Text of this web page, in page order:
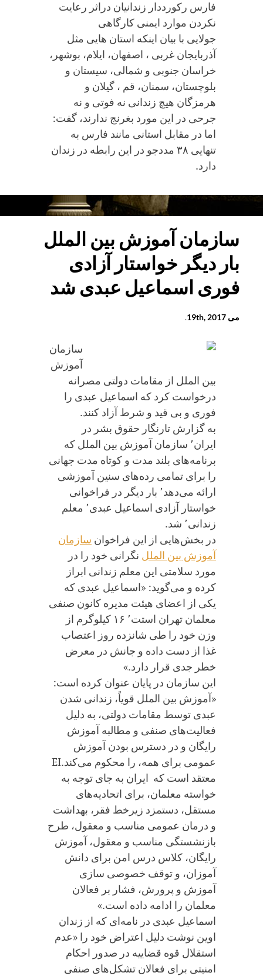
فارس رکورددار زندانیان دراثر رعایت
نکردن موارد ایمنی کارگاهی
جولایی با بیان اینکه استان هایی مثل
آذربایجان غربی ، اصفهان، ایلام، بوشهر،
خراسان جنوبی و شمالی، سیستان و
بلوچستان، سمنان، قم ، گیلان و
هرمزگان هیچ زندانی نه فوتی و نه
جرحی در این مورد بغرنج ندارند، گفت:
اما در مقابل استانی مانند فارس به
تنهایی ۳۸ مددجو در این رابطه در زندان
دارد.
نخاع
کارگری
در
حادثه
کار/
جزای
تومانی
کارفرما
سازمان آموزش بین‌ الملل
بار دیگر خواستار آزادی
فوری اسماعیل عبدی شد
می 19th, 2017 .
سازمان
آموزش
بین الملل از مقامات دولتی مصرانه
درخواست کرد که اسماعیل عبدی را
فوری و بی قید و شرط آزاد کنند.
به گزارش تارنگار حقوق بشر در
ایران٬ سازمان آموزش بین الملل که
برنامه‌های بلند مدت و کوتاه مدت جهانی
را برای تمامی رده‌های سنین آموزشی
ارائه می‌دهد٬ بار دیگر در فراخوانی
خواستار آزادی اسماعیل عبدی٬ معلم
زندانی٬ شد.
در بخش‌هایی از این فراخوان سازمان
آموزش بین الملل نگرانی خود را در
مورد سلامتی این معلم زندانی ابراز
کرده و می‌گوید: «اسماعیل عبدی که
یکی از اعضای هیئت مدیره کانون صنفی
معلمان تهران استت٬ ۱۶ کیلوگرم از
وزن خود را طی شانزده روز اعتصاب
غذا از دست داده و جانش در معرض
خطر جدی قرار دارد.»
این سازمان در پایان عنوان کرده است:
«آموزش بین الملل قویاً، زندانی شدن
عبدی توسط مقامات دولتی، به دلیل
فعالیت‌های صنفی و مطالبه آموزش
رایگان و در دسترس بودن آموزش
عمومی برای همه، را محکوم می‌کند.EI
معتقد است که ایران به جای توجه به
خواسته معلمان، برای اتحادیه‌های
مستقل، دستمزد زیرخط فقر، بهداشت
و درمان عمومی مناسب و معقول، طرح
بازنشستگی مناسب و معقول، آموزش
رایگان، کلاس درس امن برای دانش
آموزان، و توقف خصوصی سازی
آموزش و پرورش، فشار بر فعالان
معلمان را ادامه داده است.»
اسماعیل عبدی در نامه‌ای که از زندان
اوین نوشت دلیل اعتراض خود را «عدم
استقلال قوه قضاییه در صدور احکام
امنیتی برای فعالان تشکل‌های صنفی